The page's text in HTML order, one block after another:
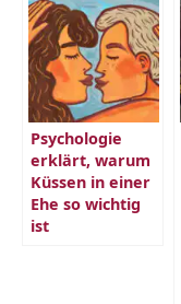
Psychologie
erklärt, warum
Küssen in einer
Ehe so wichtig
ist